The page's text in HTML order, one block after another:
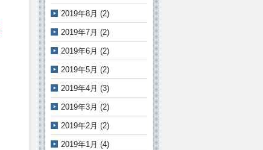
2019年8月 (2)
2019年7月 (2)
2019年6月 (2)
2019年5月 (2)
2019年4月 (3)
2019年3月 (2)
2019年2月 (2)
2019年1月 (4)